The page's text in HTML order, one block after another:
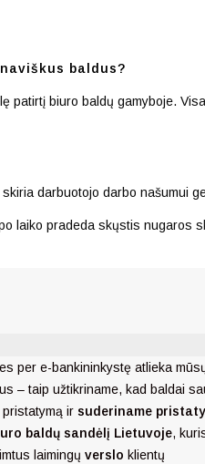
baldus?
patirtį biuro baldų gamyboje.
darbuotojo darbo našumui
laiko pradeda skųstis nugaros
per e-bankininkystę atlieka
– taip užtikriname, kad baldai
ir suderiname
baldų sandėlį Lietuvoje,
laimingų verslo klientų